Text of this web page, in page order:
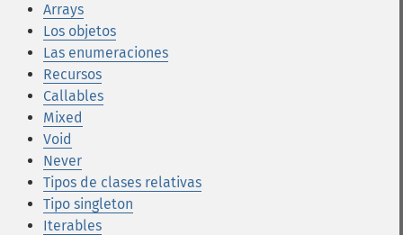
Arrays
Los objetos
Las enumeraciones
Recursos
Callables
Mixed
Void
Never
Tipos de clases relativas
Tipo singleton
Iterables